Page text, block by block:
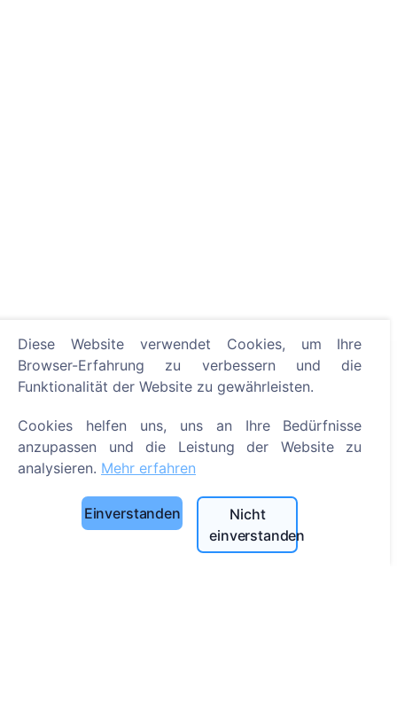
Informationen
Häufig gestellte Fragen
Veranstaltungen
Liste der Gemeinden und Benutzer
Datenschutzrichtlinie
Zahlungsverfahren
Diese Website verwendet Cookies, um Ihre
Browser-Erfahrung zu verbessern und die
Funktionalität der Website zu gewährleisten.
Cookies helfen uns, uns an Ihre Bedürfnisse
anzupassen und die Leistung der Website zu
analysieren. Mehr erfahren
Einverstanden
Nicht
einverstanden